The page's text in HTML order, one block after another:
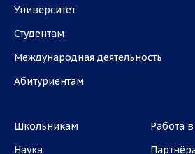
Университет
Студентам
Международная деятельность
Абитуриентам
Школьникам
Наука
Работа